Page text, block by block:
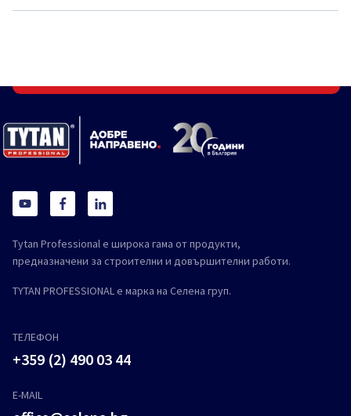
Tytan Professional е широка гама от продукти,
предназначени за строителни и довършителни работи.
TYTAN PROFESSIONAL е марка на Селена груп.
ТЕЛЕФОН
+359 (2) 490 03 44
E-MAIL